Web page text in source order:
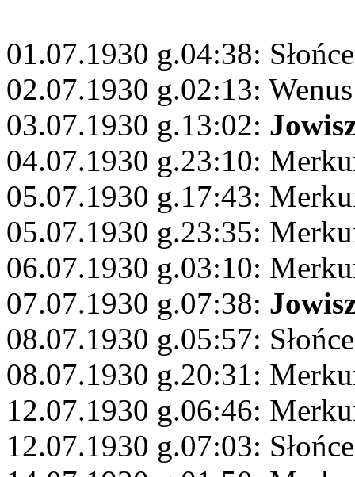
01.07.1930 g.04:38:
02.07.1930 g.02:13:
03.07.1930 g.13:02:
04.07.1930 g.23:10:
05.07.1930 g.17:43:
05.07.1930 g.23:35:
06.07.1930 g.03:10:
07.07.1930 g.07:38:
08.07.1930 g.05:57:
08.07.1930 g.20:31:
12.07.1930 g.06:46:
12.07.1930 g.07:03: